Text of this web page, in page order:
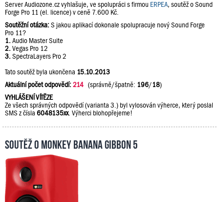
Server Audiozone.cz vyhlašuje, ve spolupráci s firmou ERPEA, soutěž o Sound
Forge Pro 11 (el. licence) v ceně 7.600 Kč.
Soutěžní otázka:S jakou aplikací dokonale spolupracuje nový Sound Forge
Pro 11?
1.Audio Master Suite
2.Vegas Pro 12
3.SpectraLayers Pro 2
Tato soutěž byla ukončena 15.10.2013
Aktuální počet odpovědí:214 (správně/špatně: 196/18)
VYHLÁŠENÍ VÍTĚZE
Ze všech správných odpovědí (varianta 3.) byl vylosován výherce, který poslal
SMS z čísla 6048135xx. Výherci blohopřejeme!
Soutěž o Monkey Banana Gibbon 5